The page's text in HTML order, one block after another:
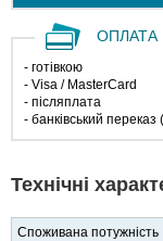
ОПЛАТА
- готівкою
- Visa / MasterCard
- післяплата
- банківський
Технічні
Споживана потужність